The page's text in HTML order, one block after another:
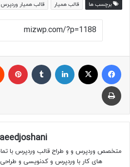
برچسب ها قالب همیار قالب همیار وردپرس
فیس بوک لینکدین ‫تامبلر
چاپ
متخصص وردپرس و و طراح قالب وردپرس با
های کار با وردپرس و کدنویسی و